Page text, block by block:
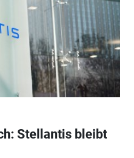
Stellantis bleibt